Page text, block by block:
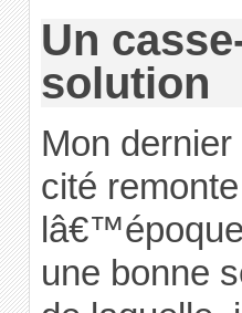
Un
solution
Mon
cité
une bonne